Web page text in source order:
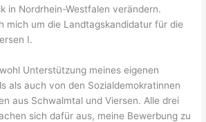
in Nordrhein-Westfalen verändern.
mich um die Landtagskandidatur für die
I.
Unterstützung meines eigenen
als auch von den Sozialdemokratinnen
aus Schwalmtal und Viersen. Alle drei
sich dafür aus, meine Bewerbung zu